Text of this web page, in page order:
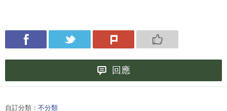
回應
自訂分類： 不分類